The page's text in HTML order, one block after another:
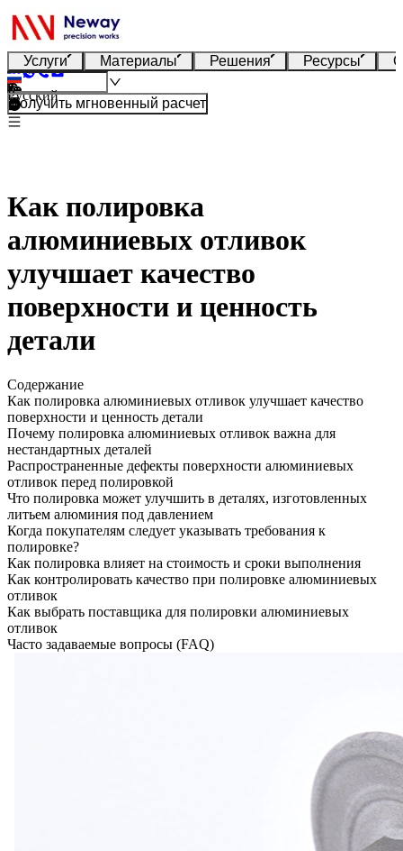
Услуги Материалы Решения Ресурсы
Русский
Получить мгновенный расчет
Как полировка
алюминиевых отливок
улучшает качество
поверхности и ценность
детали
Содержание
Как полировка алюминиевых отливок улучшает качество
поверхности и ценность детали
Почему полировка алюминиевых отливок важна для
нестандартных деталей
Распространенные дефекты поверхности алюминиевых
отливок перед полировкой
Что полировка может улучшить в деталях, изготовленных
литьем алюминия под давлением
Когда покупателям следует указывать требования к
полировке?
Как полировка влияет на стоимость и сроки выполнения
Как контролировать качество при полировке алюминиевых
отливок
Как выбрать поставщика для полировки алюминиевых
отливок
Часто задаваемые вопросы (FAQ)